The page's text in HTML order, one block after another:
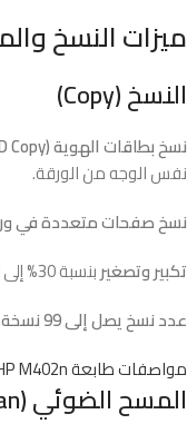
ميزات النسخ
النسخ (Copy)
نسخ بطاقات الهوية (ID Copy)
نفس الوجه من الورقة.
نسخ صفحات متعددة في
تكبير وتصغيربنسبة 30% إلى 400%.
عدد نسخ يصل إلى 99 نسخة
مواصفات طابعة HP M402n: دليل شامل للمكاتب
المسح الضوئي (Scan)